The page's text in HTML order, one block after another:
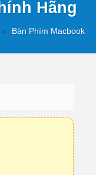
Hãng
» Bàn Phím Macbook